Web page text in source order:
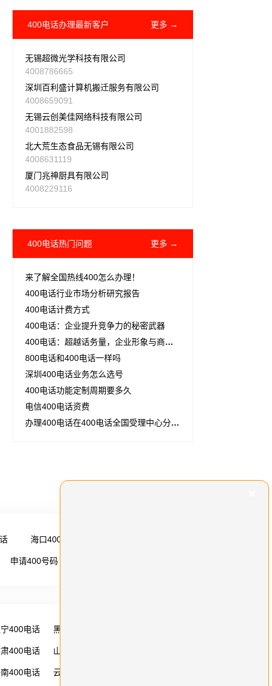
400电话办理最新客户 更多 →
无锡超微光学科技有限公司
4008786665
深圳百利盛计算机搬迁服务有限公司
4008659091
无锡云创美佳网络科技有限公司
4001882598
北大荒生态食品无锡有限公司
4008631119
厦门兆神厨具有限公司
4008229116
400电话热门问题 更多 →
来了解全国热线400怎么办理！
400电话行业市场分析研究报告
400电话计费方式
400电话：企业提升竞争力的秘密武器
400电话：超越话务量，企业形象与商机的双重提升
800电话和400电话一样吗
深圳400电话业务怎么选号
400电话功能定制周期要多久
电信400电话资费
办理400电话在400电话全国受理中心分析中排名第
海口400电话
申请400号码
400电话 黑龙江400电话
400电话 山西400电话
400电话 云南400电话